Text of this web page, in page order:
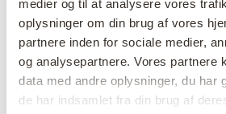
medier og til at analysere vores
oplysninger om din brug af vores
partnere inden for sociale medier,
og analysepartnere. Vores partnere
data med andre oplysninger, du har
de har indsamlet fra din brug af
lens Få på lager
Varenr: D0913